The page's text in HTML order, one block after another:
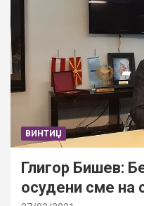
ВИНТИЏ
Глигор Бишев:
осудени сме на